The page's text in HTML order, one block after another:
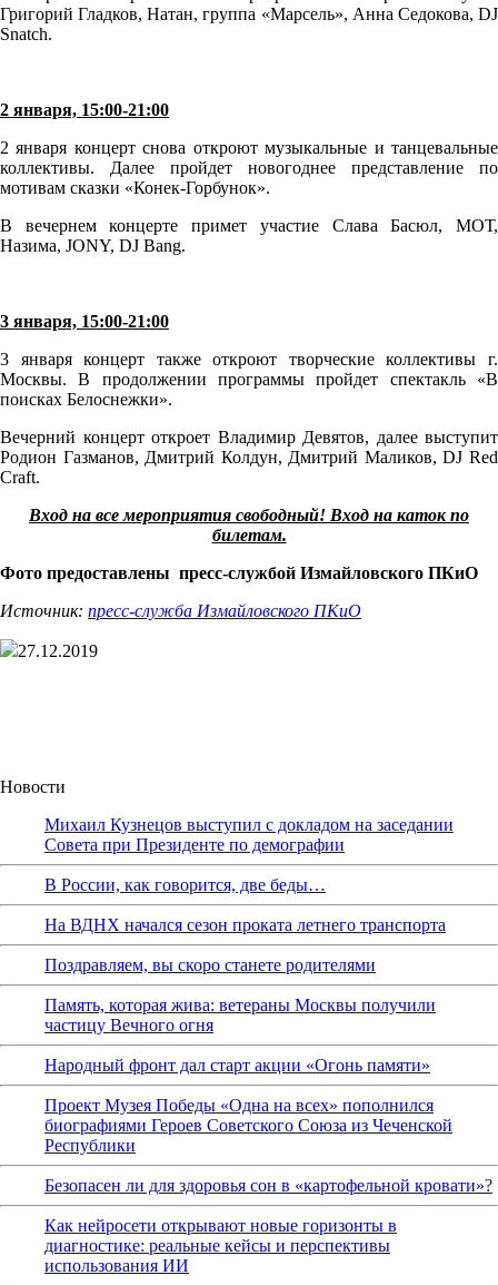
Григорий Гладков, Натан, группа «Марсель», Анна Седокова, DJ
Snatch.
2 января, 15:00-21:00
2 января концерт снова откроют музыкальные и танцевальные
коллективы. Далее пройдет новогоднее представление по
мотивам сказки «Конек-Горбунок».
В вечернем концерте примет участие Слава Басюл, МОТ,
Назима, JONY, DJ Bang.
3 января, 15:00-21:00
3 января концерт также откроют творческие коллективы г.
Москвы. В продолжении программы пройдет спектакль «В
поисках Белоснежки».
Вечерний концерт откроет Владимир Девятов, далее выступит
Родион Газманов, Дмитрий Колдун, Дмитрий Маликов, DJ Red
Craft.
Вход на все мероприятия свободный! Вход на каток по
билетам.
Фото предоставлены пресс-службой Измайловского ПКиО
Источник: пресс-служба Измайловского ПКиО
27.12.2019
Новости
Михаил Кузнецов выступил с докладом на заседании
Совета при Президенте по демографии
В России, как говорится, две беды…
На ВДНХ начался сезон проката летнего транспорта
Поздравляем, вы скоро станете родителями
Память, которая жива: ветераны Москвы получили
частицу Вечного огня
Народный фронт дал старт акции «Огонь памяти»
Проект Музея Победы «Одна на всех» пополнился
биографиями Героев Советского Союза из Чеченской
Республики
Безопасен ли для здоровья сон в «картофельной кровати»?
Как нейросети открывают новые горизонты в
диагностике: реальные кейсы и перспективы
использования ИИ